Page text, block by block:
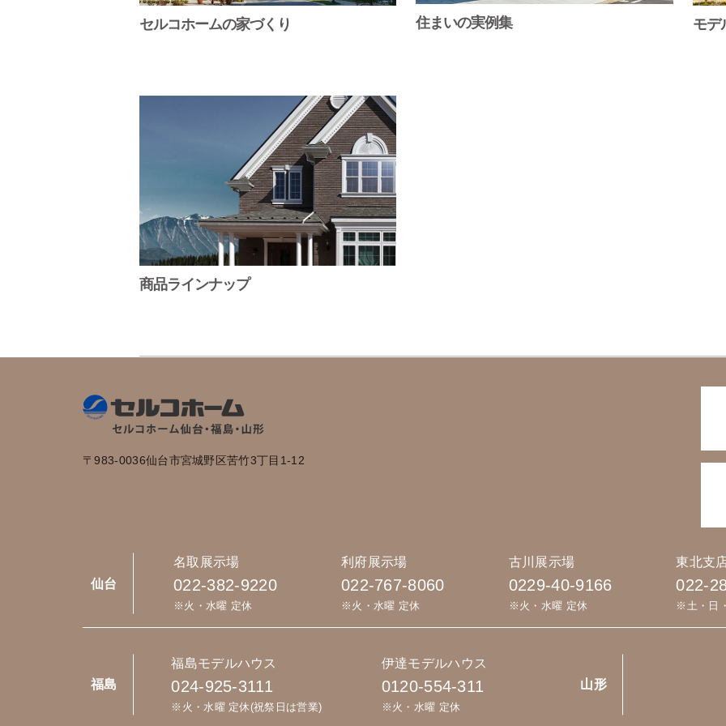
セルコホームの家づくり 住まいの実例集 モデ
商品ラインナップ
〒983-0036仙台市宮城野区苦竹3丁目1-12
仙台
名取展示場
022-382-9220
※火・水曜 定休
利府展示場
022-767-8060
※火・水曜 定休
古川展示場
0229-40-9166
※火・水曜 定休
東北支
022-
※土・日
福島
福島モデルハウス
024-925-3111
※火・水曜 定休(祝祭日は営業)
伊達モデルハウス
0120-554-311
※火・水曜 定休
山形